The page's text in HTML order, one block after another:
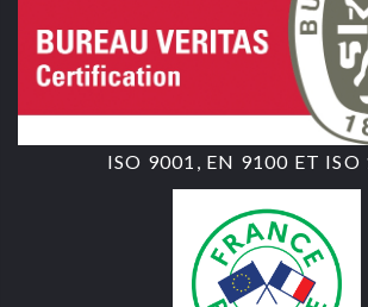
ISO 9001, EN 9100 ET ISO